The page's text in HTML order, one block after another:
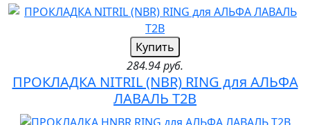
Купить
284.94 руб.
ПРОКЛАДКА NITRIL (NBR) RING для АЛЬФА
ЛАВАЛЬ T2B